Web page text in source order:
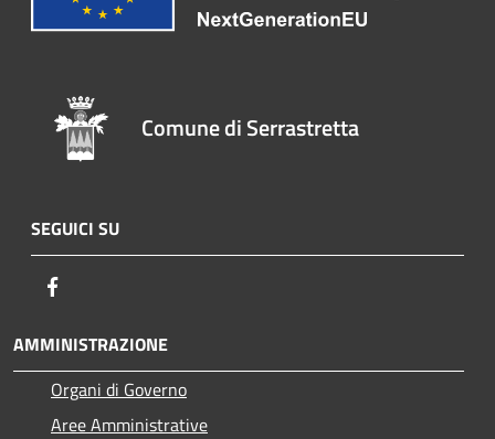
Comune di Serrastretta
SEGUICI SU
AMMINISTRAZIONE
Organi di Governo
Aree Amministrative